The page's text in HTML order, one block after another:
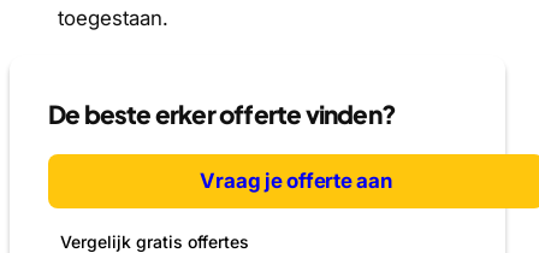
toegestaan.
De beste erker offerte vinden?
Vraag je offerte aan
Vergelijk gratis offertes